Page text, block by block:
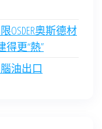
奧斯德材
更“熱”
油出口